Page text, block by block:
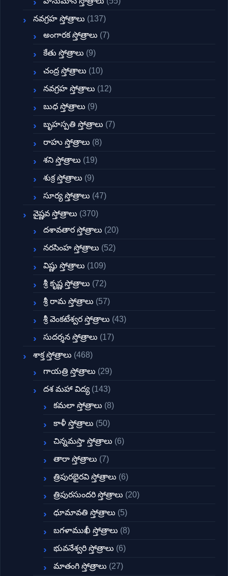
నవగ్రహ స్తోత్రాలు (137)
అంగారక స్తోత్రాలు (7)
కేతు స్తోత్రాలు (9)
చంద్ర స్తోత్రాలు (10)
నవగ్రహ స్తోత్రాలు (12)
బుధ స్తోత్రాలు (9)
బృహస్పతి స్తోత్రాలు (7)
రాహు స్తోత్రాలు (8)
శని స్తోత్రాలు (19)
శుక్ర స్తోత్రాలు (9)
సూర్య స్తోత్రాలు (47)
వైష్ణవ స్తోత్రాలు (370)
దశావతార స్తోత్రాలు (20)
నరసింహ స్తోత్రాలు (52)
విష్ణు స్తోత్రాలు (109)
శ్రీ కృష్ణ స్తోత్రాలు (72)
శ్రీ రామ స్తోత్రాలు (57)
శ్రీ వెంకటేశ్వర స్తోత్రాలు (43)
సుదర్శన స్తోత్రాలు (17)
శాక్త స్తోత్రాలు (468)
గాయత్రి స్తోత్రాలు (29)
దశ మహా విద్య (143)
కమలా స్తోత్రాలు (8)
కాళీ స్తోత్రాలు (50)
చిన్నమస్తా స్తోత్రాలు (6)
తారా స్తోత్రాలు (7)
త్రిపురభైరవి స్తోత్రాలు (6)
త్రిపురసుందరి స్తోత్రాలు (20)
ధూమావతి స్తోత్రాలు (5)
బగళాముఖీ స్తోత్రాలు (8)
భువనేశ్వరి స్తోత్రాలు (6)
మాతంగి స్తోత్రాలు (27)